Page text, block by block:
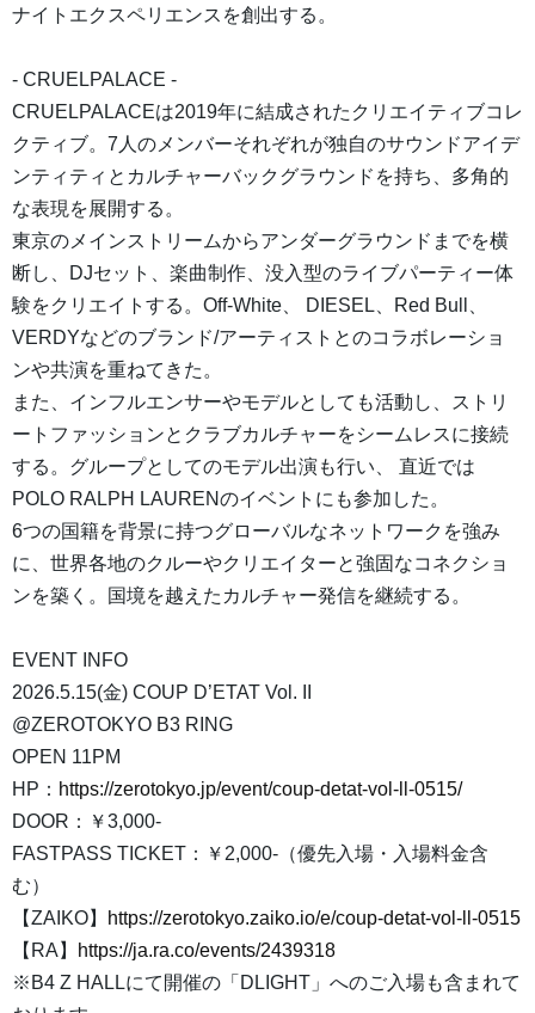
ナイトエクスペリエンスを創出する。
- CRUELPALACE -
CRUELPALACEは2019年に結成されたクリエイティブコレ
クティブ。7人のメンバーそれぞれが独自のサウンドアイデ
ンティティとカルチャーバックグラウンドを持ち、多角的
な表現を展開する。
東京のメインストリームからアンダーグラウンドまでを横
断し、DJセット、楽曲制作、没入型のライブパーティー体
験をクリエイトする。Off-White、 DIESEL、Red Bull、
VERDYなどのブランド/アーティストとのコラボレーショ
ンや共演を重ねてきた。
また、インフルエンサーやモデルとしても活動し、ストリ
ートファッションとクラブカルチャーをシームレスに接続
する。グループとしてのモデル出演も行い、 直近では
POLO RALPH LAURENのイベントにも参加した。
6つの国籍を背景に持つグローバルなネットワークを強み
に、世界各地のクルーやクリエイターと強固なコネクショ
ンを築く。国境を越えたカルチャー発信を継続する。
EVENT INFO
2026.5.15(金) COUP D’ETAT Vol. II
@ZEROTOKYO B3 RING
OPEN 11PM
HP： https://zerotokyo.jp/event/coup-detat-vol-ll-0515/
DOOR：￥3,000-
FASTPASS TICKET：￥2,000-（優先入場・入場料金含
む）
【ZAIKO】
https://zerotokyo.zaiko.io/e/coup-detat-vol-ll-0515
【RA】
https://ja.ra.co/events/2439318
※B4 Z HALLにて開催の「DLIGHT」へのご入場も含まれて